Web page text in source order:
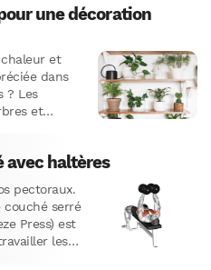
une décoration
et
dans
? Les
et
avec haltères
pectoraux.
couché serré
Press) est
les